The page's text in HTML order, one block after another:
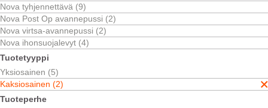
Nova tyhjennettävä (9)
Nova Post Op avannepussi (2)
Nova virtsa-avannepussi (2)
Nova ihonsuojalevyt (4)
Tuotetyyppi
Yksiosainen (5)
Kaksiosainen (2)
Tuoteperhe